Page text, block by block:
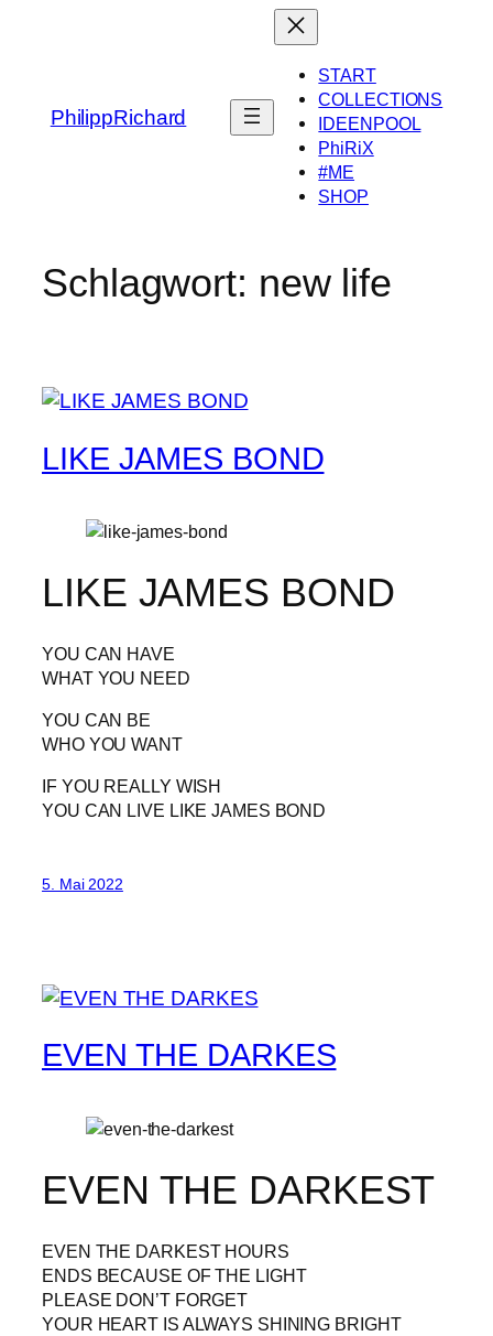
PhilippRichard
START
COLLECTIONS
IDEENPOOL
PhiRiX
#ME
SHOP
Schlagwort: new life
LIKE JAMES BOND
LIKE JAMES BOND
YOU CAN HAVE
WHAT YOU NEED
YOU CAN BE
WHO YOU WANT
IF YOU REALLY WISH
YOU CAN LIVE LIKE JAMES BOND
5. Mai 2022
EVEN THE DARKES
EVEN THE DARKEST
EVEN THE DARKEST HOURS
ENDS BECAUSE OF THE LIGHT
PLEASE DON’T FORGET
YOUR HEART IS ALWAYS SHINING BRIGHT